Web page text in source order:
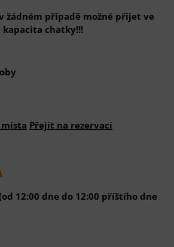
žádném případě možné přijet ve
kapacita chatky!!!
Přejít na rezervací
12:00 dne do 12:00 příštího dne